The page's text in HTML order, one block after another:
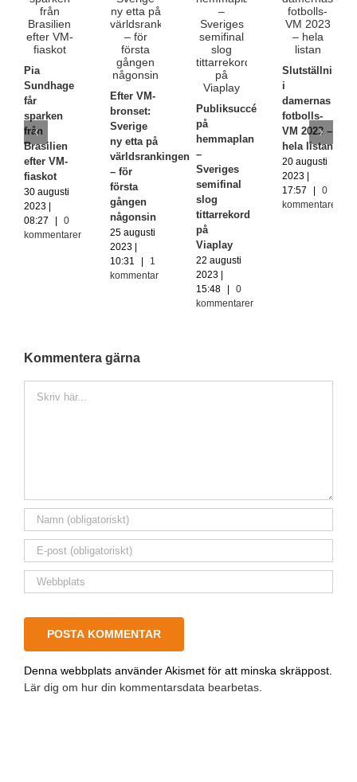
Pia
Sundhage
får
sparken
från
Brasilien
efter VM-
fiaskot
30 augusti
2023 |
08:27
0
kommentarer
Efter VM-
bronset:
Sverige
ny etta på
världsrankingen
– för
första
gången
någonsin
25 augusti
2023 |
10:31
1
kommentar
Publiksuccé
på
hemmaplan
–
Sveriges
semifinal
slog
tittarrekord
på
Viaplay
22 augusti
2023 |
15:48
0
kommentarer
Slutställningen
i
damernas
fotbolls-
VM 2023 –
hela listan
20 augusti
2023 |
17:57
0
kommentarer
Kommentera gärna
Denna webbplats använder Akismet för att minska skräppost.
Lär dig om hur din kommentarsdata bearbetas.